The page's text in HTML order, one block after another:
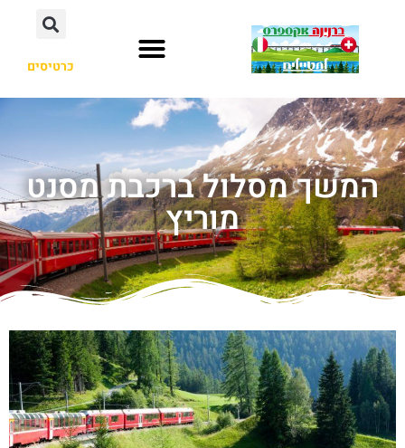
כרטיסים
המשך מסלול ברכבת מסנט
מוריץ